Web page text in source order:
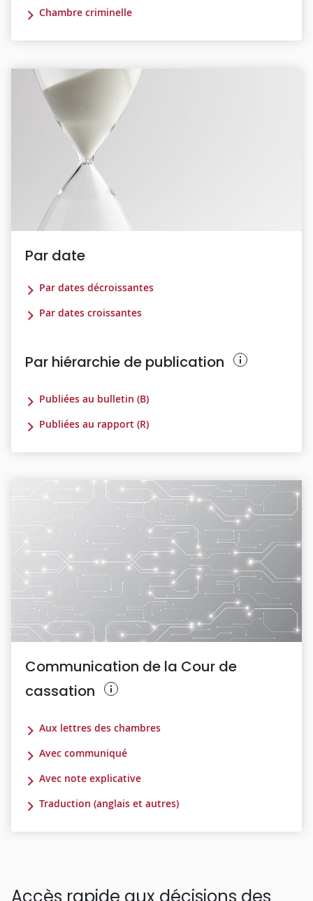
Chambre criminelle
Par date
Par dates décroissantes
Par dates croissantes
Par hiérarchie de publication
Publiées au bulletin (B)
Publiées au rapport (R)
Communication de la Cour de
cassation
Aux lettres des chambres
Avec communiqué
Avec note explicative
Traduction (anglais et autres)
Accès rapide aux décisions des